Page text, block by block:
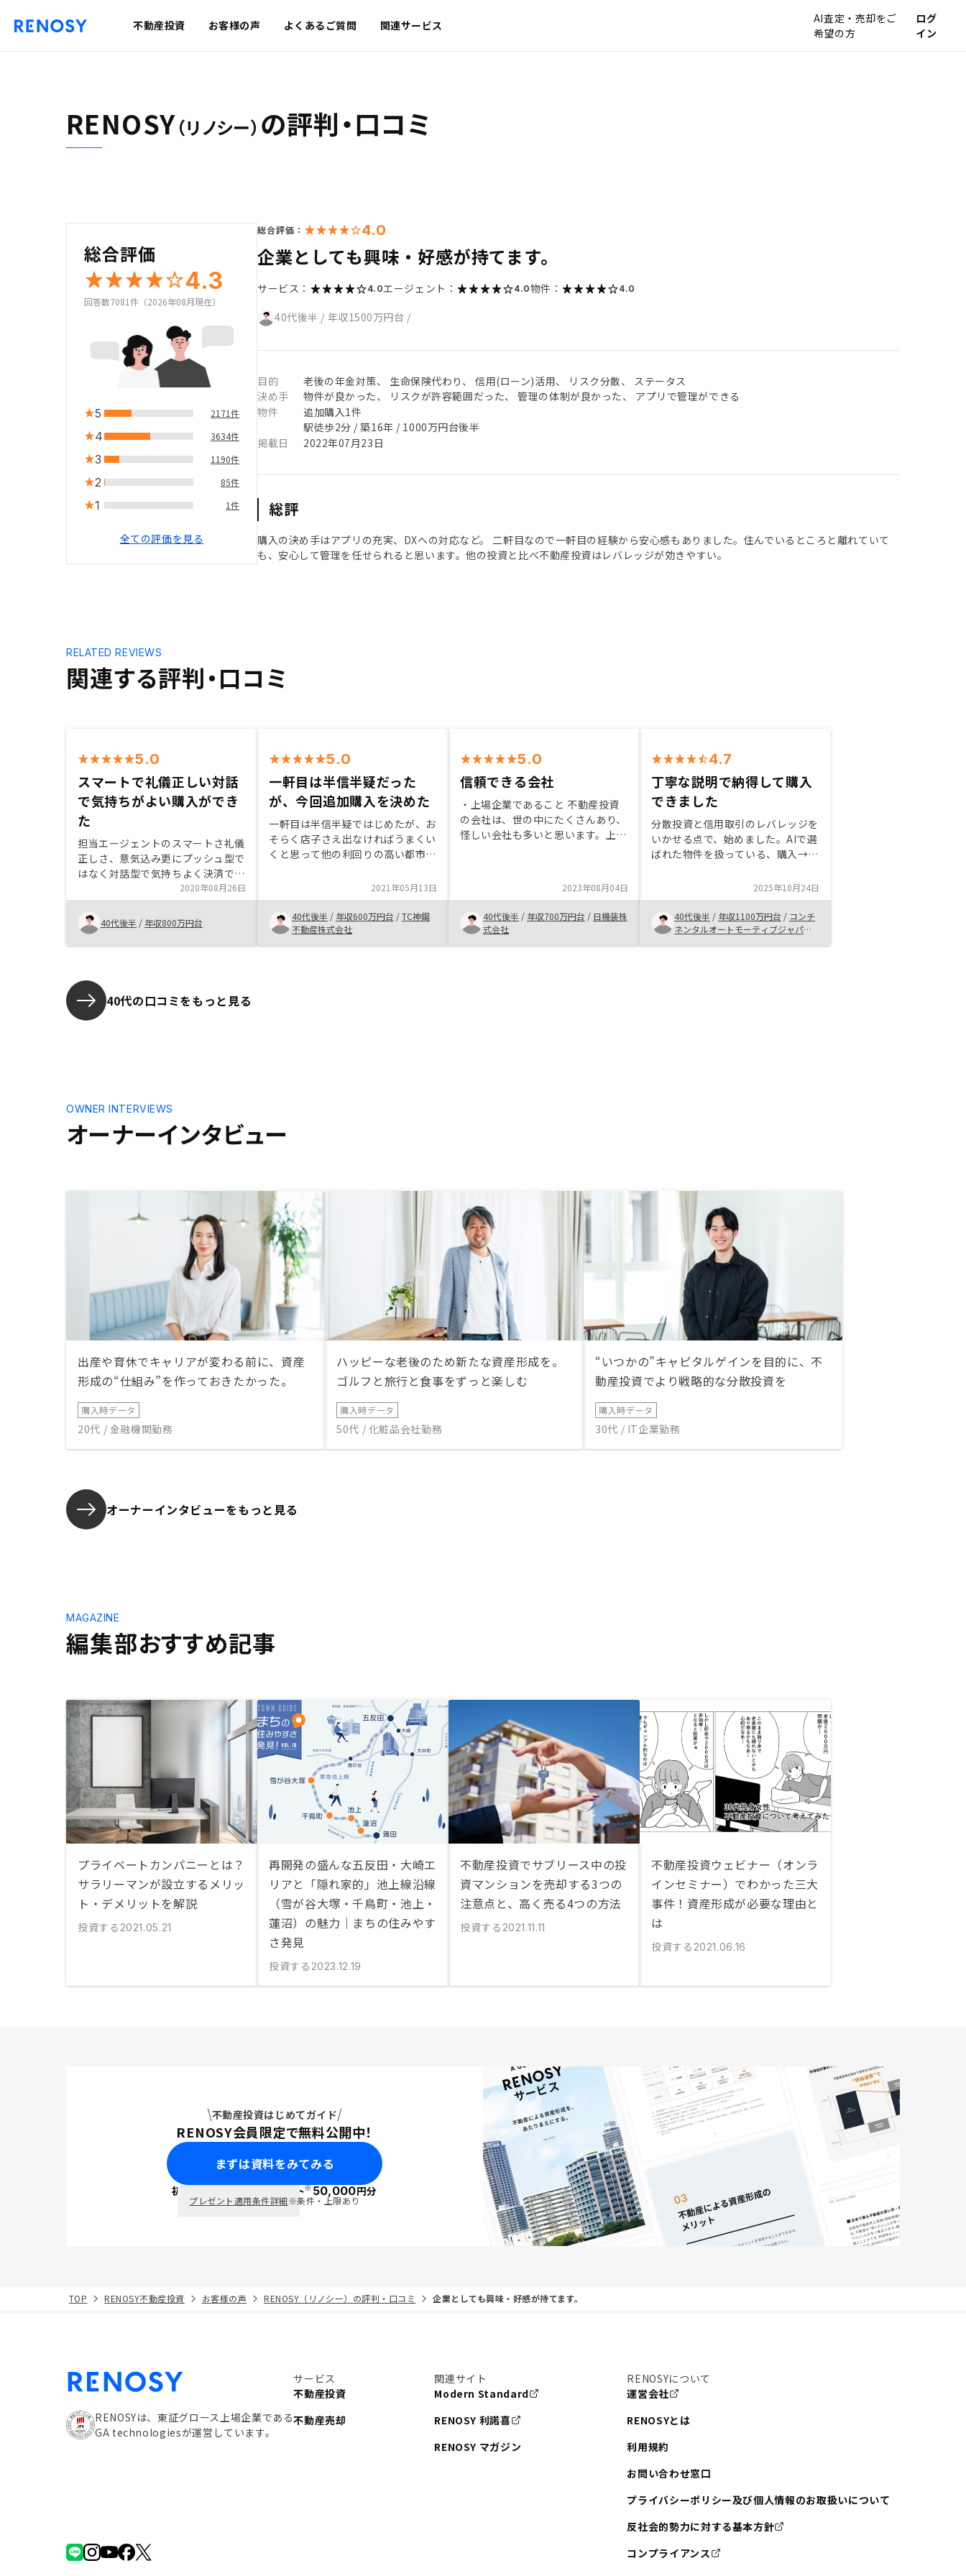
不動産投資 お客様の声 よくあるご質問 関連サービス
AI査定・売却をご
希望の方
ログ
イン
RENOSY（リノシー） の評判・口コミ
総合評価
4.3
回答数7081件（2026年08月現在）
5 2171件
4 3634件
3 1190件
2 85件
1 1件
全ての評価を見る
総合評価： 4.0
企業としても興味・好感が持てます。
サービス： 4.0エージェント： 4.0物件： 4.0
40代後半 / 年収1500万円台 /
目的
老後の年金対策、 生命保険代わり、 信用(ローン)活用、 リスク分散、 ステータス
決め手
物件が良かった、 リスクが許容範囲だった、 管理の体制が良かった、 アプリで管理ができる
物件
追加購入1件
駅徒歩2分 / 築16年 / 1000万円台後半
掲載日
2022年07月23日
総評
購入の決め手はアプリの充実、DXへの対応など。 二軒目なので一軒目の経験から安心感もありました。住んでいるところと離れていて
も、安心して管理を任せられると思います。他の投資と比べ不動産投資はレバレッジが効きやすい。
関連する評判・口コミ
RELATED REVIEWS
5.0
スマートで礼儀正しい対話
で気持ちがよい購入ができ
た
担当エージェントのスマートさ礼儀
正しさ、意気込み更にプッシュ型で
はなく対話型で気持ちよく決済でき
ました。海外や東京都大阪以外の主
要都市での展開も期待です。
2020年08月26日
40代後半 / 年収800万円台
5.0
一軒目は半信半疑だった
が、今回追加購入を決めた
一軒目は半信半疑ではじめたが、お
そらく店子さえ出なければうまくい
くと思って他の利回りの高い都市で
般的な質問はA Iが回答するように
すれば良い
2021年05月13日
40代後半 / 年収600万円台 /TC神鋼
不動産株式会社
5.0
信頼できる会社
・上場企業であること 不動産投資
の会社は、世の中にたくさんあり、
怪しい会社も多いと思います。上場
ですご、騙そうとしている感じはし
ませんでした。 ・シミュレーショ
ンが厳しい条件であること シミュ
2023年08月04日
40代後半 / 年収700万円台 / 日機装株
式会社
4.7
丁寧な説明で納得して購入
できました
分散投資と信用取引のレバレッジを
いかせる点で、始めました。AIで選
ばれた物件を扱っている、購入→管
RENOSYを選択しました。営業のチ
ームも丁寧な説明、質問や疑問に対
する対応も問題なく引き渡しまでし
っかりしていた印象です。
2025年10月24日
40代後半 / 年収1100万円台 / コンチ
ネンタルオートモーティブジャパン
40代の口コミをもっと見る
オーナーインタビュー
OWNER INTERVIEWS
出産や育休でキャリアが変わる前に、資産
形成の“仕組み”を作っておきたかった。
購入時データ
20代 / 金融機関勤務
ハッピーな老後のため新たな資産形成を。
ゴルフと旅行と食事をずっと楽しむ
購入時データ
50代 / 化粧品会社勤務
“いつかの”キャピタルゲインを目的に、不
動産投資でより戦略的な分散投資を
購入時データ
30代 / IT企業勤務
オーナーインタビューをもっと見る
編集部おすすめ記事
MAGAZINE
プライベートカンパニーとは？
サラリーマンが設立するメリッ
ト・デメリットを解説
投資する 2021.05.21
再開発の盛んな五反田・大崎エ
リアと「隠れ家的」池上線沿線
（雪が谷大塚・千鳥町・池上・
蓮沼）の魅力｜まちの住みやす
さ発見
投資する 2023.12.19
不動産投資でサブリース中の投
資マンションを売却する3つの
注意点と、高く売る4つの方法
投資する 2021.11.11
不動産投資ウェビナー（オンラ
インセミナー）でわかった三大
事件！資産形成が必要な理由と
は
投資する 2021.06.16
不動産投資はじめてガイド
RENOSY会員限定で無料公開中！
まずは資料をみてみる
初回面談で ポイント※50,000円分
プレゼント適用条件詳細※条件・上限あり
TOP RENOSY不動産投資 お客様の声 RENOSY（リノシー）の評判・口コミ 企業としても興味・好感が持てます。
RENOSYは、東証グロース上場企業である
GA technologiesが運営しています。
サービス
不動産投資
不動産売却
関連サイト
Modern Standard
RENOSY 利諾喜
RENOSY マガジン
RENOSYについて
運営会社
RENOSYとは
利用規約
お問い合わせ窓口
プライバシーポリシー及び個人情報のお取扱いについて
反社会的勢力に対する基本方針
コンプライアンス